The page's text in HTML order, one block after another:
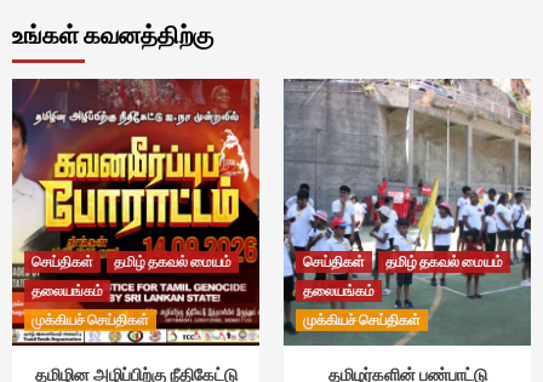
உங்கள் கவனத்திற்கு
செய்திகள்
தமிழ் தகவல் மையம்
தலையங்கம்
முக்கியச் செய்திகள்
தமிழின அழிப்பிற்கு நீதிகேட்டு
செய்திகள்
தமிழ் தகவல் மையம்
தலையங்கம்
முக்கியச் செய்திகள்
தமிழர்களின் பண்பாட்டு